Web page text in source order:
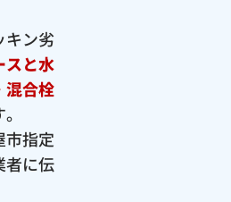
キン劣
と水
合栓
市指定
者に伝